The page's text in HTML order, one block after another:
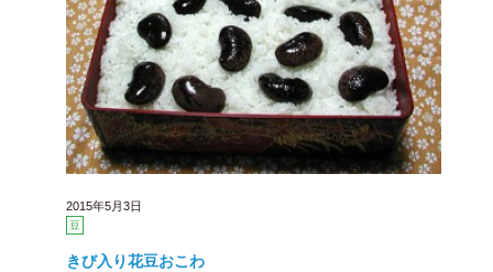
2015年5月3日
豆
きび入り花豆おこわ